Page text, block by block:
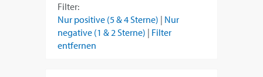
Filter:
Nur positive (5 & 4 Sterne) | Nur
negative (1 & 2 Sterne) | Filter
entfernen